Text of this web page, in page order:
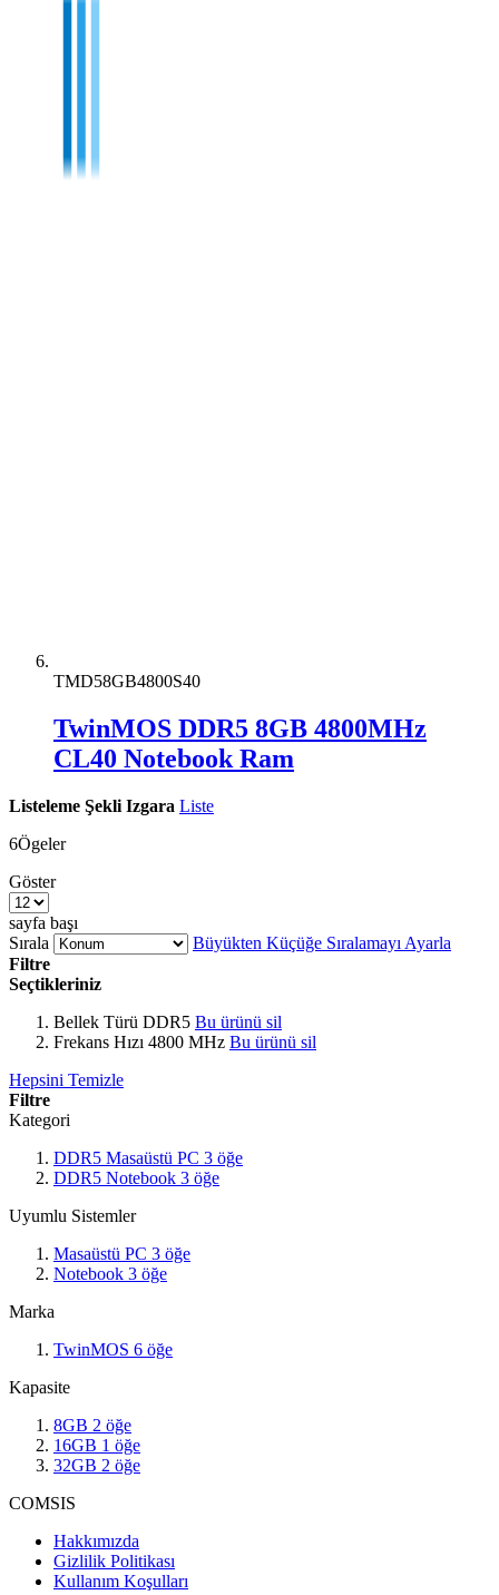
TMD58GB4800S40
TwinMOS DDR5 8GB 4800MHz
CL40 Notebook Ram
Listeleme Şekli Izgara Liste
6Ögeler
Göster
sayfa başı
Sırala
Büyükten Küçüğe Sıralamayı Ayarla
Filtre
Seçtikleriniz
Bellek Türü DDR5 Bu ürünü sil
Frekans Hızı 4800 MHz Bu ürünü sil
Hepsini Temizle
Filtre
Kategori
DDR5 Masaüstü PC 3 öğe
DDR5 Notebook 3 öğe
Uyumlu Sistemler
Masaüstü PC 3 öğe
Notebook 3 öğe
Marka
TwinMOS 6 öğe
Kapasite
8GB 2 öğe
16GB 1 öğe
32GB 2 öğe
COMSIS
Hakkımızda
Gizlilik Politikası
Kullanım Koşulları